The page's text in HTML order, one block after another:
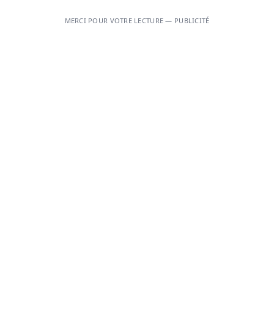
MERCI POUR VOTRE LECTURE — PUBLICITÉ